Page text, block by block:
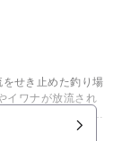
せき止めた釣り場
イワナが放流され
っこたちと一緒に
フライフィッシン